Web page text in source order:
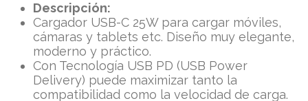
Descripción:
Cargador USB-C 25W para cargar móviles,
cámaras y tablets etc. Diseño muy elegante,
moderno y práctico.
Con Tecnología USB PD (USB Power
Delivery) puede maximizar tanto la
compatibilidad como la velocidad de carga.